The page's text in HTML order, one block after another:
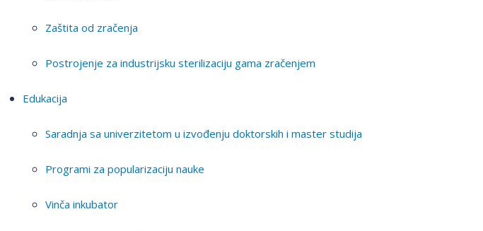
Zaštita od zračenja
Postrojenje za industrijsku sterilizaciju gama zračenjem
Edukacija
Saradnja sa univerzitetom u izvođenju doktorskih i master studija
Programi za popularizaciju nauke
Vinča inkubator